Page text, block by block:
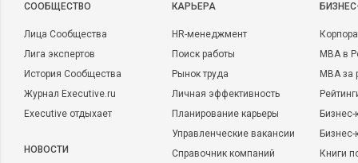
CООБЩЕСТВО
Лица Сообщества
Лига экспертов
История Сообщества
Журнал Executive.ru
Executive отдыхает
НОВОСТИ
КАРЬЕРА
HR-менеджмент
Поиск работы
Рынок труда
Личная эффективность
Планирование карьеры
Управленческие вакансии
Справочник компаний
MBA в
MBA
Бизнес-
Книги